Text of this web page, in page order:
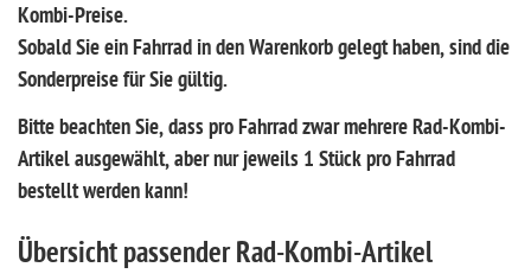
Kombi-Preise.
Sobald Sie ein Fahrrad in den Warenkorb gelegt haben, sind die
Sonderpreise für Sie gültig.
Bitte beachten Sie, dass pro Fahrrad zwar mehrere Rad-Kombi-
Artikel ausgewählt, aber nur jeweils 1 Stück pro Fahrrad
bestellt werden kann!
Übersicht passender Rad-Kombi-Artikel